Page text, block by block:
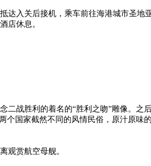
入关后接机，乘车前往海港城市圣地
店休息。
二战胜利的着名的“胜利之吻”雕像。之
个国家截然不同的风情民俗，原汁原味
观赏航空母舰。